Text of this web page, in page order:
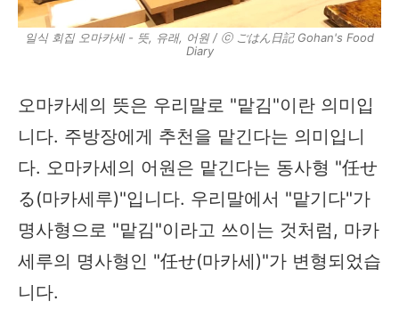
일식 회집 오마카세 - 뜻, 유래, 어원 / ⓒ ごはん日記 Gohan's Food
Diary
오마카세의 뜻은 우리말로 "맡김"이란 의미입
니다. 주방장에게 추천을 맡긴다는 의미입니
다. 오마카세의 어원은 맡긴다는 동사형 "任せ
る(마카세루)"입니다. 우리말에서 "맡기다"가
명사형으로 "맡김"이라고 쓰이는 것처럼, 마카
세루의 명사형인 "任せ(마카세)"가 변형되었습
니다.